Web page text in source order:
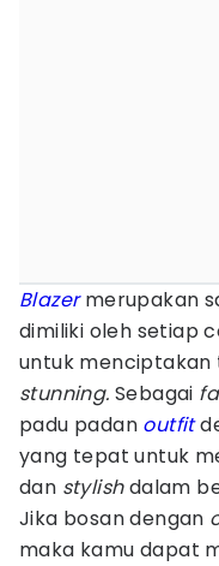
Blazermerupakan
dimiliki oleh setiap
untuk menciptakan
stunning. Sebagai
padu padan outfit
yang tepat untuk
dan stylishdalam
Jika bosan dengan
maka kamu dapat